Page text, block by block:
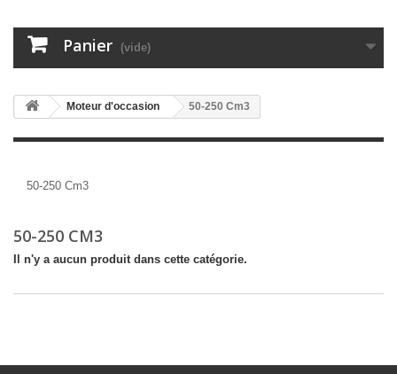
Panier (vide)
Moteur d'occasion 50-250 Cm3
50-250 Cm3
50-250 CM3
Il n'y a aucun produit dans cette catégorie.